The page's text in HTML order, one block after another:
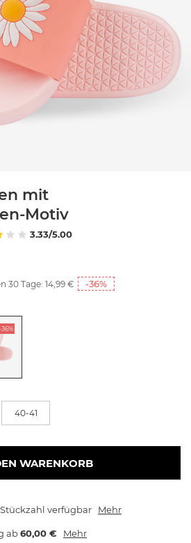
mit
Motiv
3.33/5.00
30 Tage: 14,99 € -36%
-36%
40-41
WARENKORB
verfügbar Mehr
ab60,00 € Mehr